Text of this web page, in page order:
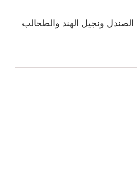
ونجيل الهند والطحالب